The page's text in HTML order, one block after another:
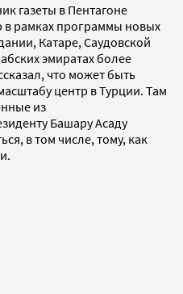
газеты в Пентагоне
рамках программы новых
Катаре, Саудовской
эмиратах более
что может быть
центр в Турции. Там
из
Башару Асаду
в том числе, тому, как